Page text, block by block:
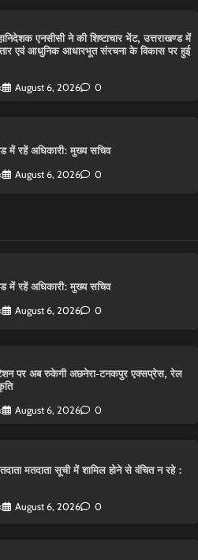
एनसीसी ने की शिष्टाचार भेंट, उत्तराखण्ड में
एवं आधुनिक आधारभूत संरचना के विकास पर हुई
August 6, 2026 0
में रहें अधिकारी: मुख्य सचिव
August 6, 2026 0
में रहें अधिकारी: मुख्य सचिव
August 6, 2026 0
पर अब रुकेगी अछनेरा-टनकपुर एक्सप्रेस, रेल
August 6, 2026 0
मतदाता सूची में शामिल होने से वंचित न रहे :
August 6, 2026 0